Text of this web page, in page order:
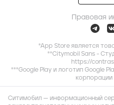
Правовая
*App Store является
**Citymobil Sans -
https://
***Google Play и логотип Google
корпорации
Ситимобил — информационный